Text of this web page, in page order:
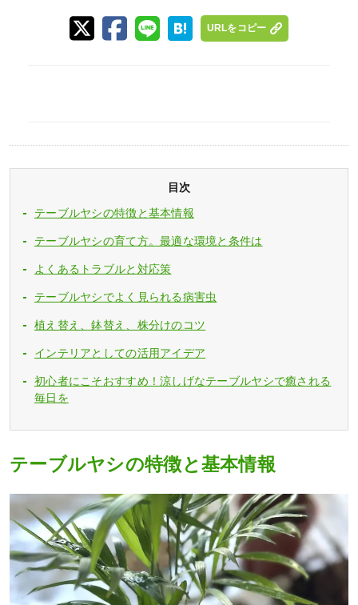
URLをコピー
目次
テーブルヤシの特徴と基本情報
テーブルヤシの育て方。最適な環境と条件は
よくあるトラブルと対応策
テーブルヤシでよく見られる病害虫
植え替え、鉢替え、株分けのコツ
インテリアとしての活用アイデア
初心者にこそおすすめ！涼しげなテーブルヤシで癒される
毎日を
テーブルヤシの特徴と基本情報